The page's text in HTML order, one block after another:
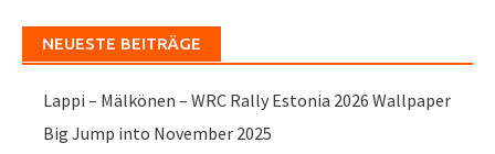
NEUESTE BEITRÄGE
Lappi – Mälkönen – WRC Rally Estonia 2026 Wallpaper
Big Jump into November 2025